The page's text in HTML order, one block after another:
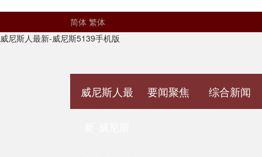
简体 繁体
威尼斯人最新-威尼斯5139手机版
威尼斯人最 要闻聚焦 综合新闻